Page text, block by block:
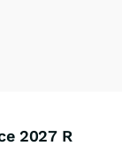
2027 R